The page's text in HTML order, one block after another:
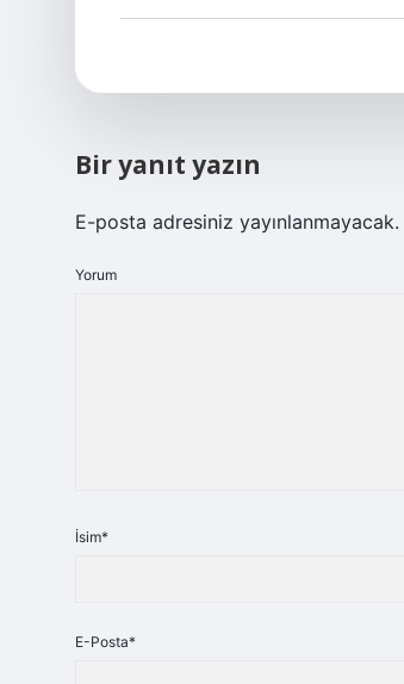
Bir yanıt yazın
E-posta adresiniz yayınlanmayacak.
Yorum
İsim*
E-Posta*